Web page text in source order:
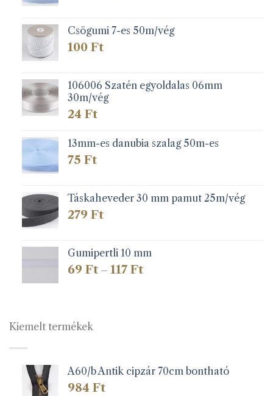
279 Ft
Csögumi 7-es 50m/vég
100 Ft
106006 Szatén egyoldalas 06mm
30m/vég
24 Ft
13mm-es danubia szalag 50m-es
75 Ft
Táskaheveder 30 mm pamut 25m/vég
279 Ft
Gumipertli 10 mm
69 Ft – 117 FtÁrtartomány:
Kiemelt termékek
A60/b Antik cipzár 70cm bontható
984 Ft